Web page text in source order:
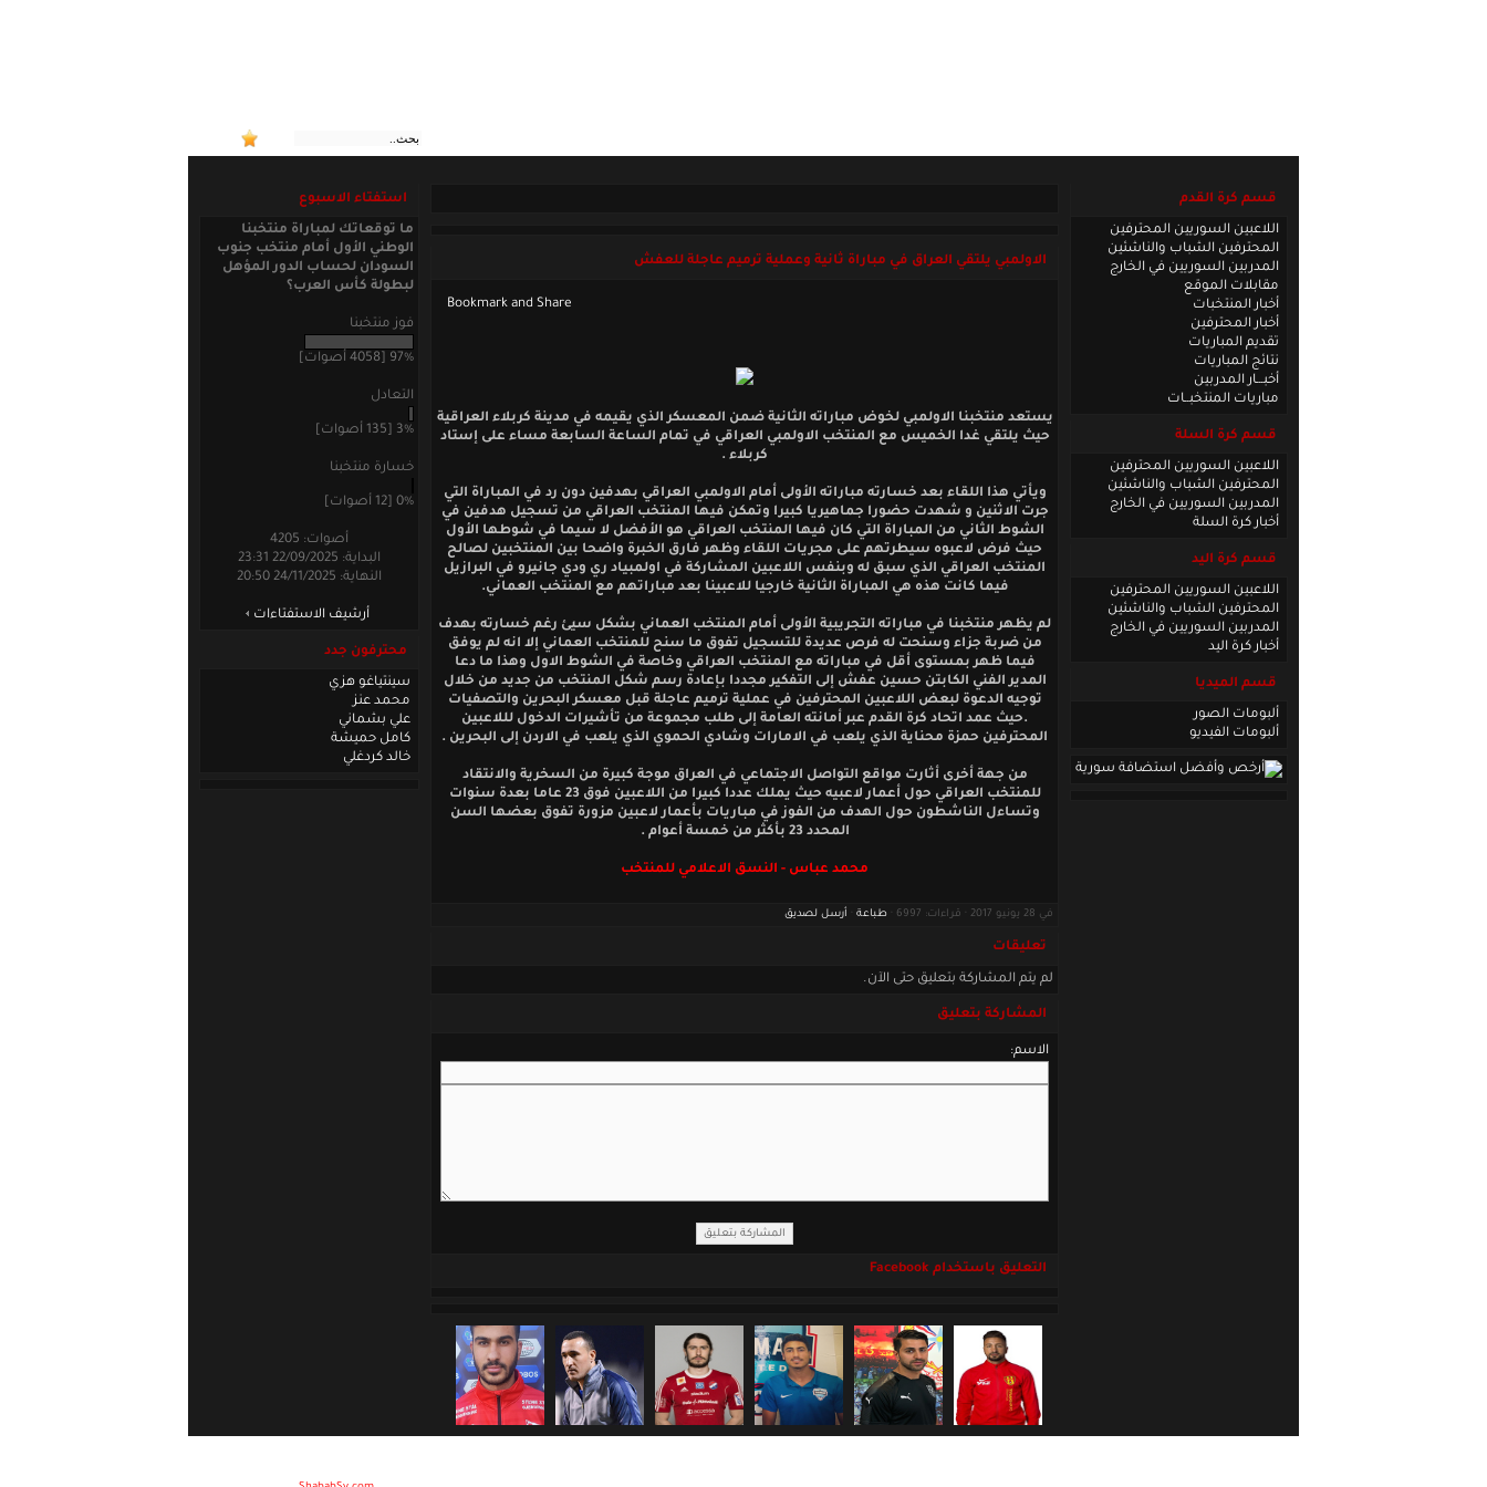
قسم كرة القدم
اللاعبين السوريين المحترفين
المحترفين الشباب والناشئين
المدربين السوريين في الخارج
مقابلات الموقع
أخبار المنتخبات
أخبار المحترفين
تقديم المباريات
نتائج المباريات
أخبـــار المدربين
مباريات المنتخبــات
قسم كرة السلة
اللاعبين السوريين المحترفين
المحترفين الشباب والناشئين
المدربين السوريين في الخارج
أخبار كرة السلة
قسم كرة اليد
اللاعبين السوريين المحترفين
المحترفين الشباب والناشئين
المدربين السوريين في الخارج
أخبار كرة اليد
قسم الميديا
ألبومات الصور
ألبومات الفيديو
الاولمبي يلتقي العراق في مباراة ثانية وعملية ترميم عاجلة للعفش
يستعد منتخبنا الاولمبي لخوض مباراته الثانية ضمن المعسكر الذي يقيمه في مدينة كربلاء العراقية
حيث يلتقي غدا الخميس مع المنتخب الاولمبي العراقي في تمام الساعة السابعة مساء على إستاد
كربلاء .
ويأتي هذا اللقاء بعد خسارته مباراته الأولى أمام الاولمبي العراقي بهدفين دون رد في المباراة التي
جرت الاثنين و شهدت حضورا جماهيريا كبيرا وتمكن فيها المنتخب العراقي من تسجيل هدفين في
الشوط الثاني من المباراة التي كان فيها المنتخب العراقي هو الأفضل لا سيما في شوطها الأول
حيث فرض لاعبوه سيطرتهم على مجريات اللقاء وظهر فارق الخبرة واضحا بين المنتخبين لصالح
المنتخب العراقي الذي سبق له وبنفس اللاعبين المشاركة في اولمبياد ري ودي جانيرو في البرازيل
فيما كانت هذه هي المباراة الثانية خارجيا للاعبينا بعد مباراتهم مع المنتخب العماني.
لم يظهر منتخبنا في مباراته التجريبية الأولى أمام المنتخب العماني بشكل سيئ رغم خسارته بهدف
من ضربة جزاء وسنحت له فرص عديدة للتسجيل تفوق ما سنح للمنتخب العماني إلا انه لم يوفق
فيما ظهر بمستوى أقل في مباراته مع المنتخب العراقي وخاصة في الشوط الاول وهذا ما دعا
المدير الفني الكابتن حسين عفش إلى التفكير مجددا بإعادة رسم شكل المنتخب من جديد من خلال
توجيه الدعوة لبعض اللاعبين المحترفين في عملية ترميم عاجلة قبل معسكر البحرين والتصفيات
.حيث عمد اتحاد كرة القدم عبر أمانته العامة إلى طلب مجموعة من تأشيرات الدخول لللاعبين
المحترفين حمزة محناية الذي يلعب في الامارات وشادي الحموي الذي يلعب في الاردن إلى البحرين .
من جهة أخرى أثارت مواقع التواصل الاجتماعي في العراق موجة كبيرة من السخرية والانتقاد
للمنتخب العراقي حول أعمار لاعبيه حيث يملك عددا كبيرا من اللاعبين فوق 23 عاما بعدة سنوات
وتساءل الناشطون حول الهدف من الفوز في مباريات بأعمار لاعبين مزورة تفوق بعضها السن
المحدد 23 بأكثر من خمسة أعوام .
محمد عباس - النسق الاعلامي للمنتخب
في 28 يونيو 2017 · قراءات: 6997 · طباعة أرسل لصديق
تعليقات
لم يتم المشاركة بتعليق حتى الآن.
المشاركة بتعليق
الاسم:
التعليق باستخدام Facebook
استفتاء الاسبوع
ما توقعاتك لمباراة منتخبنا
الوطني الأول أمام منتخب جنوب
السودان لحساب الدور المؤهل
لبطولة كأس العرب؟
فوز منتخبنا
97% [4058 أصوات]
التعادل
3% [135 أصوات]
خسارة منتخبنا
0% [12 أصوات]
أصوات: 4205
البداية: 22/09/2025 23:31
النهاية: 24/11/2025 20:50
أرشيف الاستفتاءات
محترفون جدد
سينتياغو هزي
محمد عنز
علي بشماني
كامل حميشة
خالد كردغلي